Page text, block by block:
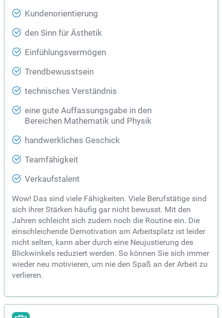
Kundenorientierung
den Sinn für Ästhetik
Einfühlungsvermögen
Trendbewusstsein
technisches Verständnis
eine gute Auffassungsgabe in den
Bereichen Mathematik und Physik
handwerkliches Geschick
Teamfähigkeit
Verkaufstalent
Wow! Das sind viele Fähigkeiten. Viele Berufstätige sind
sich ihrer Stärken häufig gar nicht bewusst. Mit den
Jahren schleicht sich zudem noch die Routine ein. Die
einschleichende Demotivation am Arbeitsplatz ist leider
nicht selten, kann aber durch eine Neujustierung des
Blickwinkels reduziert werden. So können Sie sich immer
wieder neu motivieren, um nie den Spaß an der Arbeit zu
verlieren.